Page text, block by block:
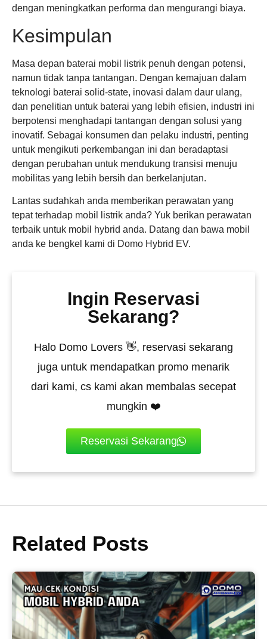
dengan meningkatkan performa dan mengurangi biaya.
Kesimpulan
Masa depan baterai mobil listrik penuh dengan potensi,
namun tidak tanpa tantangan. Dengan kemajuan dalam
teknologi baterai solid-state, inovasi dalam daur ulang,
dan penelitian untuk baterai yang lebih efisien, industri ini
berpotensi menghadapi tantangan dengan solusi yang
inovatif. Sebagai konsumen dan pelaku industri, penting
untuk mengikuti perkembangan ini dan beradaptasi
dengan perubahan untuk mendukung transisi menuju
mobilitas yang lebih bersih dan berkelanjutan.
Lantas sudahkah anda memberikan perawatan yang
tepat terhadap mobil listrik anda? Yuk berikan perawatan
terbaik untuk mobil hybrid anda. Datang dan bawa mobil
anda ke bengkel kami di Domo Hybrid EV.
Ingin Reservasi
Sekarang?
Halo Domo Lovers 👋, reservasi sekarang
juga untuk mendapatkan promo menarik
dari kami, cs kami akan membalas secepat
mungkin ❤️
Reservasi Sekarang
Related Posts